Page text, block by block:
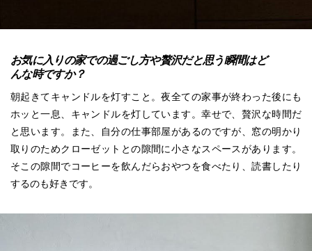
お気に入りの家での過ごし方や贅沢だと思う瞬間はど
んな時ですか？
朝起きてキャンドルを灯すこと。夜全ての家事が終わった後にも
ホッと一息、キャンドルを灯しています。幸せで、贅沢な時間だ
と思います。また、自分の仕事部屋があるのですが、窓の明かり
取りのためクローゼットとの隙間に小さなスペースがあります。
そこの隙間でコーヒーを飲んだらおやつを食べたり、読書したり
するのも好きです。